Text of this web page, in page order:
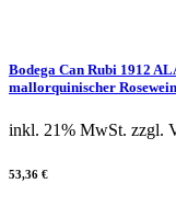
Bodega Can Rubi 1912
mallorquinischer
inkl. 21% MwSt. zzgl.
53,36 €